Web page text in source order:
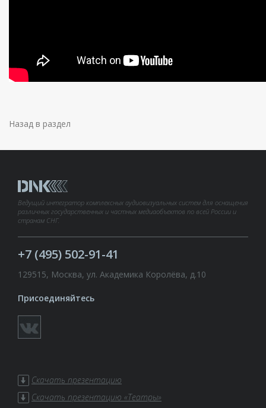
Назад в раздел
Ведущий интегратор комплексных аудиовизуальных систем для оснащения
различных государственных и частных медиаобъектов по всей России и
странам СНГ.
+7 (495) 502-91-41
129515, Москва, ул. Академика Королёва, д.10
Присоединяйтесь
Скачать презентацию
Скачать презентацию «Театры»